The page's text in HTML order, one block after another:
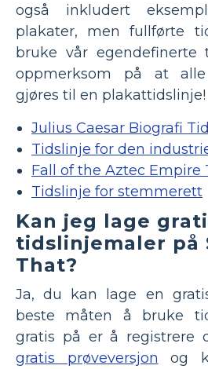
også inkludert
plakater, men fullførte
bruke vår egendefinerte
oppmerksom på at
gjøres til en plakattidslinje!
Julius Caesar Biografi
Tidslinje for den
Fall of the Aztec
Tidslinje for stemmerett
Kan jeg lage
tidslinjemaler på
That?
Ja, du kan lage en
beste måten å bruke
gratis på er å registrere
gratis prøveversjon og